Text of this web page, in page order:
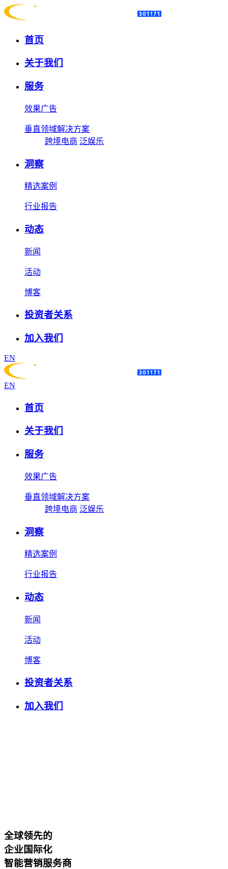
首页
关于我们
服务
效果广告
垂直领域解决方案
跨境电商 泛娱乐
洞察
精选案例
行业报告
动态
新闻
活动
博客
投资者关系
加入我们
EN
EN
首页
关于我们
服务
效果广告
垂直领域解决方案
跨境电商 泛娱乐
洞察
精选案例
行业报告
动态
新闻
活动
博客
投资者关系
加入我们
全球领先的
企业国际化
智能营销服务商